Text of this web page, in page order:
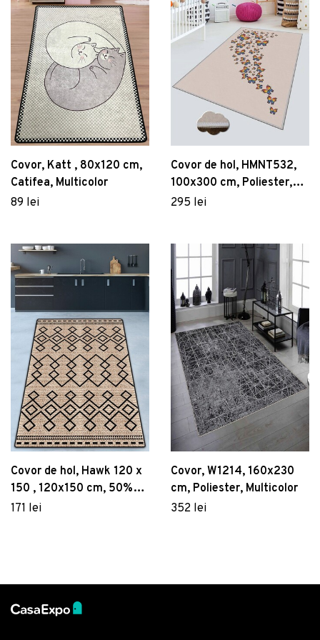
Covor, Katt , 80x120 cm,
Catifea, Multicolor
89 lei
Covor de hol, HMNT532,
100x300 cm, Poliester,
Multicolor
295 lei
Covor de hol, Hawk 120 x
150 , 120x150 cm, 50%
catifea/50% poliester,
171 lei
Covor, W1214, 160x230
cm, Poliester, Multicolor
352 lei